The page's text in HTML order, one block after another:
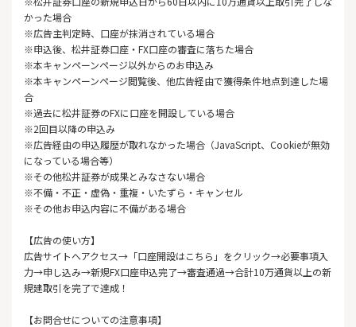
かった場合
※広告主判定時、口座が抹消されている場合
※申込後、松井証券口座・FX口座の審査に落ちた場合
※本キャンペーンページ以外からのお申込み
※本キャンペーンページ閲覧後、他広告経由で獲得条件地点到達した場
合
※過去に松井証券のFXに口座を開設している場合
※2回目以降の申込み
※広告経由の申込履歴が取れなかった場合（JavaScript、Cookieが無効
になっている場合等）
※その他松井証券が成果とみなさない場合
※不備・不正・虚偽・重複・いたずら・キャンセル
※その他お申込内容に不備がある場合
【広告の使い方】
広告サイトへアクセス→「口座開設はこちら」をクリック→必要事項入
力→申し込み→新規FX口座申込完了→審査通過→合計10万通貨以上の新
規建取引を完了で達成！
【お問合せについての注意事項】